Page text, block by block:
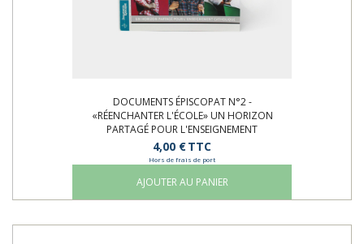
DOCUMENTS ÉPISCOPAT N°2 -
«RÉENCHANTER L'ÉCOLE» UN HORIZON
PARTAGÉ POUR L'ENSEIGNEMENT
CATHOLIQUE
4,00 €TTC
Hors de frais de port
AJOUTER AU PANIER